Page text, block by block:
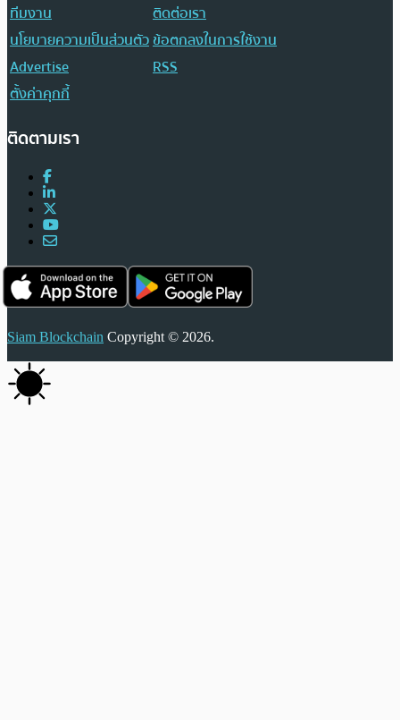
ทีมงาน
ติดต่อเรา
นโยบายความเป็นส่วนตัวข้อตกลงในการใช้งาน
Advertise
RSS
ตั้งค่าคุกกี้
ติดตามเรา
Siam Blockchain Copyright © 2026.